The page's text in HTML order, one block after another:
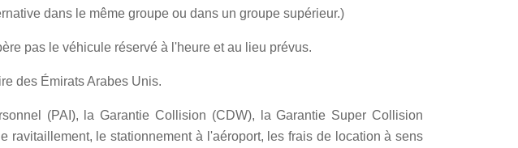
dans le même groupe ou dans un groupe supérieur.)
pas le véhicule réservé à l'heure et au lieu prévus.
des Émirats Arabes Unis.
(PAI), la Garantie Collision (CDW), la Garantie Super Collision
ravitaillement, le stationnement à l'aéroport, les frais de location à sens